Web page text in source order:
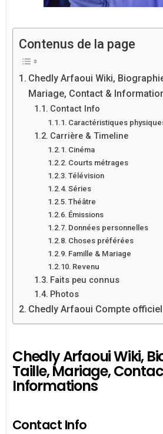
Contenus de la page
Chedly Arfaoui Wiki,
Mariage, Contact &
Contact Info
Caractéristiques
Carrière & Timeline
Cinéma
Courts métrages
Télévision
Séries
Théâtre
Émissions
Données personnelles
Choses préférées
Famille & Mariage
Revenu
Faits peu connus
Photos
Chedly Arfaoui Compte
Chedly Arfaoui Wiki,
Taille, Mariage,
Informations
Contact Info